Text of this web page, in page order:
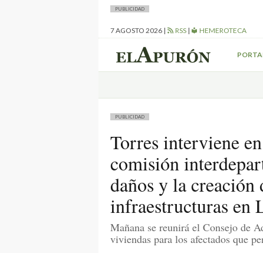
PUBLICIDAD
7 AGOSTO 2026 | RSS | HEMEROTECA
PUBLICIDAD
Torres interviene
comisión
daños y la creación
infraestructuras en
Mañana se reunirá el Consejo de
viviendas para los afectados que